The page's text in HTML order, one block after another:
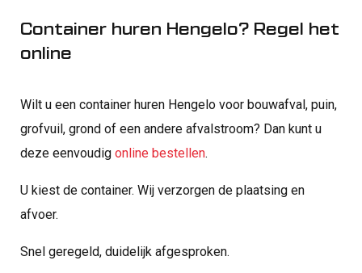
Container huren Hengelo? Regel het
online
Wilt u een container huren Hengelo voor bouwafval, puin,
grofvuil, grond of een andere afvalstroom? Dan kunt u
deze eenvoudig online bestellen.
U kiest de container. Wij verzorgen de plaatsing en
afvoer.
Snel geregeld, duidelijk afgesproken.